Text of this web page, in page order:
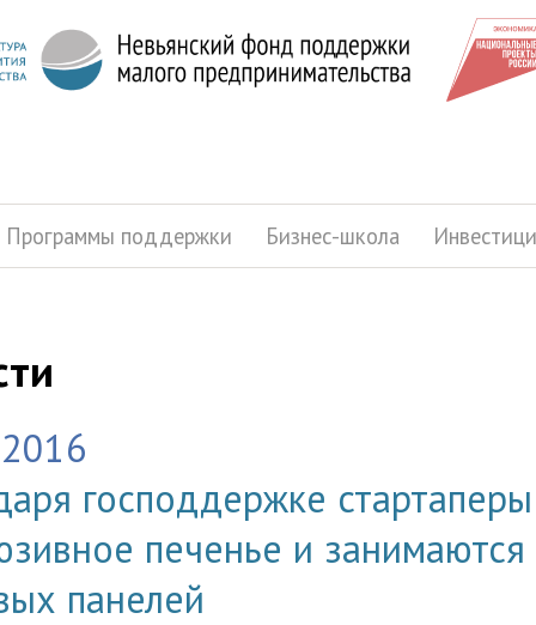
Программы поддержки Бизнес-школа
господдержке
печенье и
панелей